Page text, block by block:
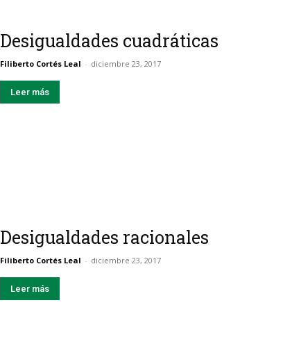
Desigualdades cuadráticas
Filiberto Cortés Leal - diciembre 23, 2017
Leer más
Desigualdades racionales
Filiberto Cortés Leal - diciembre 23, 2017
Leer más